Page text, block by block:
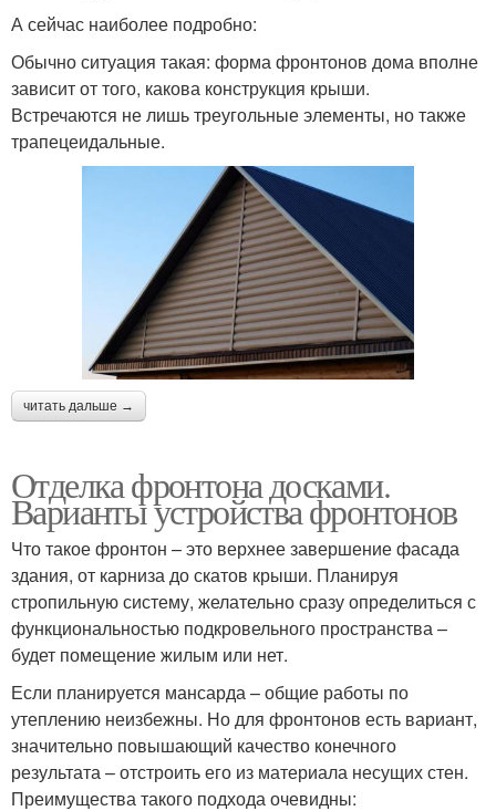
А сейчас наиболее подробно:
Обычно ситуация такая: форма фронтонов дома вполне
зависит от того, какова конструкция крыши.
Встречаются не лишь треугольные элементы, но также
трапецеидальные.
читать дальше →
Отделка фронтона досками.
Варианты устройства фронтонов
Что такое фронтон – это верхнее завершение фасада
здания, от карниза до скатов крыши. Планируя
стропильную систему, желательно сразу определиться с
функциональностью подкровельного пространства –
будет помещение жилым или нет.
Если планируется мансарда – общие работы по
утеплению неизбежны. Но для фронтонов есть вариант,
значительно повышающий качество конечного
результата – отстроить его из материала несущих стен.
Преимущества такого подхода очевидны: